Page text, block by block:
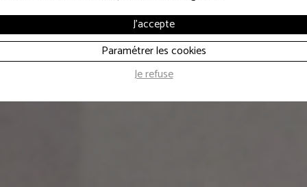
PRIVÉES ET
interne
J'accepte
Paramétrer les cookies
Je refuse